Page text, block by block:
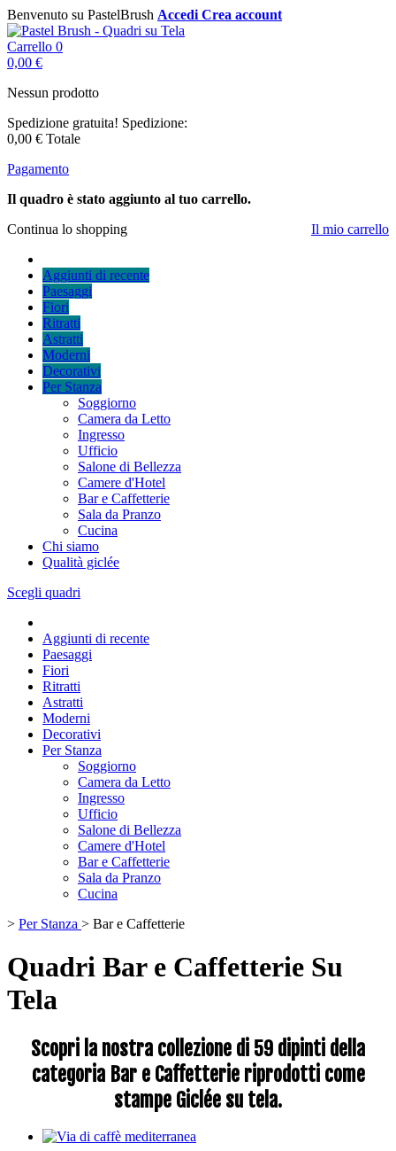
Benvenuto su PastelBrush Accedi Crea account
Carrello 0
0,00 €
Nessun prodotto
Spedizione gratuita! Spedizione:
0,00 € Totale
Pagamento
Il quadro è stato aggiunto al tuo carrello.
Continua lo shopping
Il mio carrello
Aggiunti di recente
Paesaggi
Fiori
Ritratti
Astratti
Moderni
Decorativi
Per Stanza
Soggiorno
Camera da Letto
Ingresso
Ufficio
Salone di Bellezza
Camere d'Hotel
Bar e Caffetterie
Sala da Pranzo
Cucina
Chi siamo
Qualità giclée
Scegli quadri
Aggiunti di recente
Paesaggi
Fiori
Ritratti
Astratti
Moderni
Decorativi
Per Stanza
Soggiorno
Camera da Letto
Ingresso
Ufficio
Salone di Bellezza
Camere d'Hotel
Bar e Caffetterie
Sala da Pranzo
Cucina
> Per Stanza > Bar e Caffetterie
Quadri Bar e Caffetterie Su
Tela
Scopri la nostra collezione di 59 dipinti della
categoria Bar e Caffetterie riprodotti come
stampe Giclée su tela.